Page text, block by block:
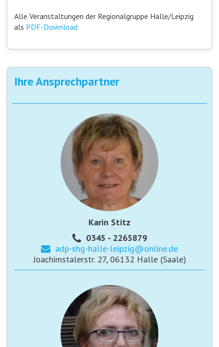
Alle Veranstaltungen der Regionalgruppe Halle/Leipzig
als PDF-Download
Ihre Ansprechpartner
Karin Stitz
0345 - 2265879
adp-shg-halle-leipzig@online.de
Joachimstalerstr. 27, 06132 Halle (Saale)